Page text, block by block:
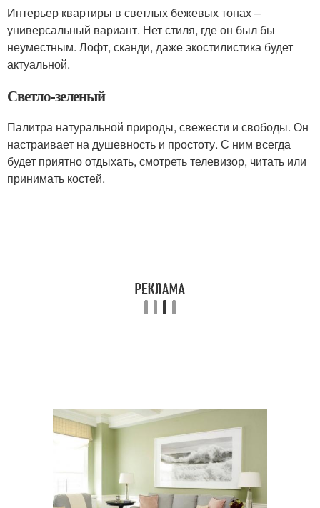
Интерьер квартиры в светлых бежевых тонах –
универсальный вариант. Нет стиля, где он был бы
неуместным. Лофт, сканди, даже экостилистика будет
актуальной.
Светло-зеленый
Палитра натуральной природы, свежести и свободы. Он
настраивает на душевность и простоту. С ним всегда
будет приятно отдыхать, смотреть телевизор, читать или
принимать костей.